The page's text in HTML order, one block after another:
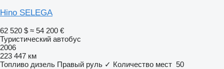
Hino SELEGA
62 520 $ ≈ 54 200 €
Туристический автобус
2006
223 447 км
Топливо дизель Правый руль ✓ Количество мест 50